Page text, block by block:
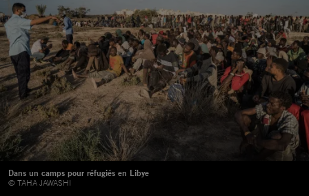
Dans un camps pour réfugiés en Libye
© TAHA JAWASHI